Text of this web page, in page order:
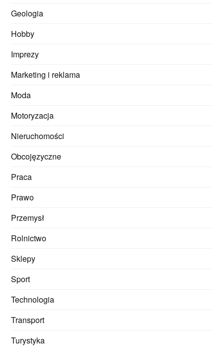
Geologia
Hobby
Imprezy
Marketing i reklama
Moda
Motoryzacja
Nieruchomości
Obcojęzyczne
Praca
Prawo
Przemysł
Rolnictwo
Sklepy
Sport
Technologia
Transport
Turystyka